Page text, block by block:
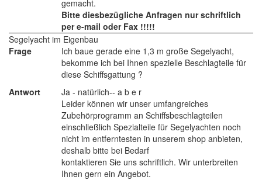
gemacht.
Bitte diesbezügliche Anfragen nur schriftlich
per e-mail oder Fax !!!!!
Segelyacht im Eigenbau
Frage
Ich baue gerade eine 1,3 m große Segelyacht,
bekomme ich bei Ihnen spezielle Beschlagteile für
diese Schiffsgattung ?
Antwort
Ja - natürlich-- a b e r
Leider können wir unser umfangreiches
Zubehörprogramm an Schiffsbeschlagteilen
einschließlich Spezialteile für Segelyachten noch
nicht im entferntesten in unserem shop anbieten,
deshalb bitte bei Bedarf
kontaktieren Sie uns schriftlich. Wir unterbreiten
Ihnen gern ein Angebot.